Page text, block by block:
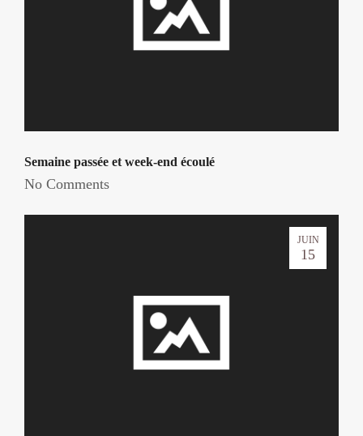
Semaine passée et week-end écoulé
No Comments
JUIN
15